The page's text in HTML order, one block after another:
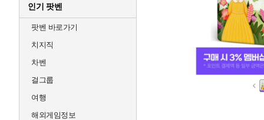
인기 팟벤
팟벤 바로가기
치지직
차벤
걸그룹
여행
해외게임정보